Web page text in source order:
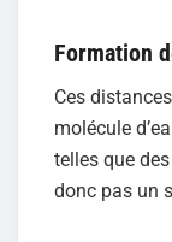
Formation
Ces
molécule
telles que des
donc pas un